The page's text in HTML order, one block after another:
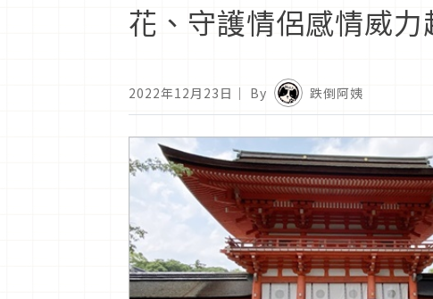
花、守護情侶感情威力
2022年12月23日 ｜ By 跌倒阿姨